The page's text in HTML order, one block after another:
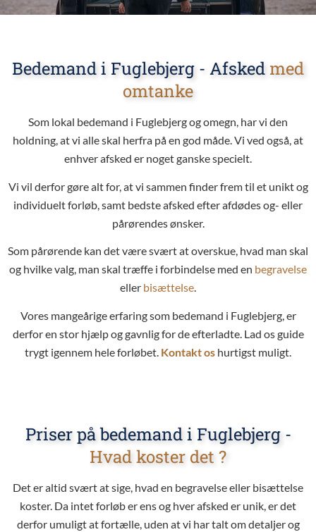
Bedemand i Fuglebjerg - Afskedmed
omtanke
Som lokal bedemand i Fuglebjerg og omegn, har vi den
holdning, at vi alle skal herfra på en god måde. Vi ved også, at
enhver afsked er noget ganske specielt.
Vi vil derfor gøre alt for, at vi sammen finder frem til et unikt og
individuelt forløb, samt bedste afsked efter afdødes og- eller
pårørendes ønsker.
Som pårørende kan det være svært at overskue, hvad man skal
og hvilke valg, man skal træffe i forbindelse med en begravelse
eller bisættelse.
Vores mangeårige erfaring som bedemand i Fuglebjerg, er
derfor en stor hjælp og gavnlig for de efterladte. Lad os guide
trygt igennem hele forløbet. Kontakt os hurtigst muligt.
Priser på bedemand i Fuglebjerg -
Hvad koster det ?
Det er altid svært at sige, hvad en begravelse eller bisættelse
koster. Da intet forløb er ens og hver afsked er unik, er det
derfor umuligt at fortælle, uden at vi har talt om detaljer og